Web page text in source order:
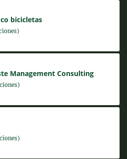
bicicletas
Management Consulting